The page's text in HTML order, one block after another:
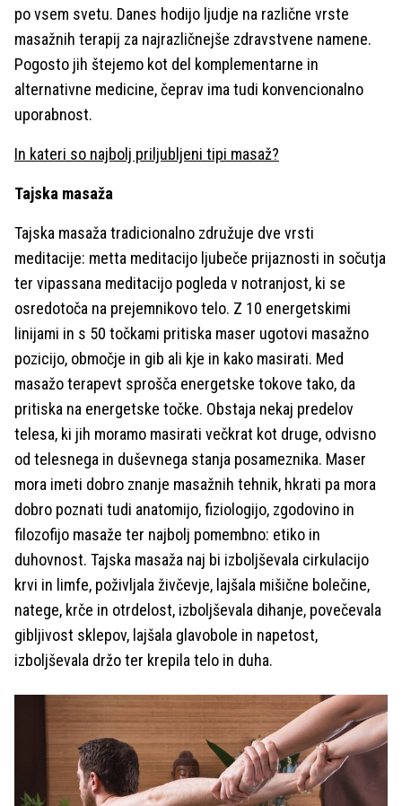
po vsem svetu. Danes hodijo ljudje na različne vrste
masažnih terapij za najrazličnejše zdravstvene namene.
Pogosto jih štejemo kot del komplementarne in
alternativne medicine, čeprav ima tudi konvencionalno
uporabnost.
In kateri so najbolj priljubljeni tipi masaž?
Tajska masaža
Tajska masaža tradicionalno združuje dve vrsti
meditacije: metta meditacijo ljubeče prijaznosti in sočutja
ter vipassana meditacijo pogleda v notranjost, ki se
osredotoča na prejemnikovo telo. Z 10 energetskimi
linijami in s 50 točkami pritiska maser ugotovi masažno
pozicijo, območje in gib ali kje in kako masirati. Med
masažo terapevt sprošča energetske tokove tako, da
pritiska na energetske točke. Obstaja nekaj predelov
telesa, ki jih moramo masirati večkrat kot druge, odvisno
od telesnega in duševnega stanja posameznika. Maser
mora imeti dobro znanje masažnih tehnik, hkrati pa mora
dobro poznati tudi anatomijo, fiziologijo, zgodovino in
filozofijo masaže ter najbolj pomembno: etiko in
duhovnost. Tajska masaža naj bi izboljševala cirkulacijo
krvi in limfe, poživljala živčevje, lajšala mišične bolečine,
natege, krče in otrdelost, izboljševala dihanje, povečevala
gibljivost sklepov, lajšala glavobole in napetost,
izboljševala držo ter krepila telo in duha.